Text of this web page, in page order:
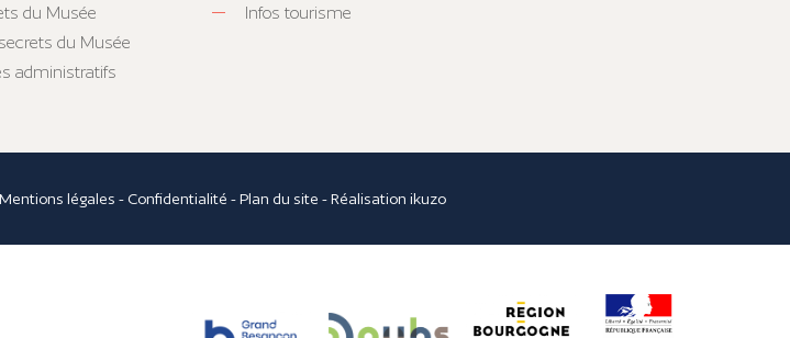
du Musée
du Musée
administratifs
Infos tourisme
Mentions légales - Confidentialité -Plan du site - Réalisationikuzo